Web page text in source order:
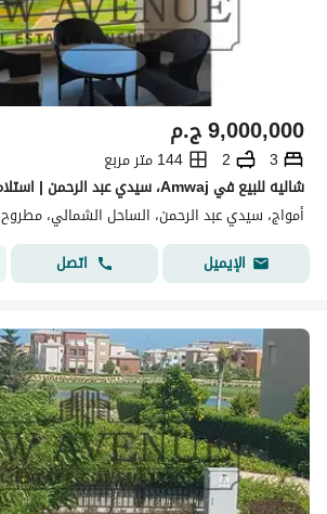
ج.م9,000,000
3
2
144 متر مربع
أمواج، سيدي عبد الرحمن، الساحل الشمالي، مطروح
الإيميل
اتصل